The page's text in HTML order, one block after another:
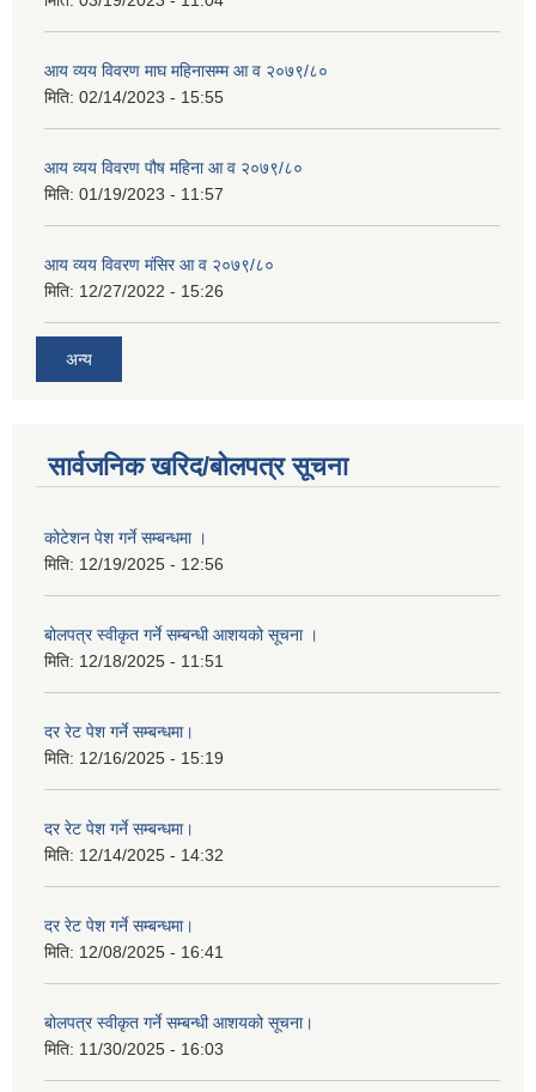
आय व्यय विवरण माघ महिनासम्म आ व २०७९/८०
मिति: 02/14/2023 - 15:55
आय व्यय विवरण पौष महिना आ व २०७९/८०
मिति: 01/19/2023 - 11:57
आय व्यय विवरण मंसिर आ व २०७९/८०
मिति: 12/27/2022 - 15:26
अन्य
सार्वजनिक खरिद/बोलपत्र सूचना
कोटेशन पेश गर्ने सम्बन्धमा ।
मिति: 12/19/2025 - 12:56
बोलपत्र स्वीकृत गर्ने सम्बन्धी आशयको सूचना ।
मिति: 12/18/2025 - 11:51
दर रेट पेश गर्ने सम्बन्धमा।
मिति: 12/16/2025 - 15:19
दर रेट पेश गर्ने सम्बन्धमा।
मिति: 12/14/2025 - 14:32
दर रेट पेश गर्ने सम्बन्धमा।
मिति: 12/08/2025 - 16:41
बोलपत्र स्वीकृत गर्ने सम्बन्धी आशयको सूचना।
मिति: 11/30/2025 - 16:03